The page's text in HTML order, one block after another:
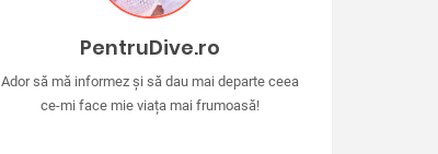
PentruDive.ro
Ador să mă informez și să dau mai departe ceea
ce-mi face mie viața mai frumoasă!